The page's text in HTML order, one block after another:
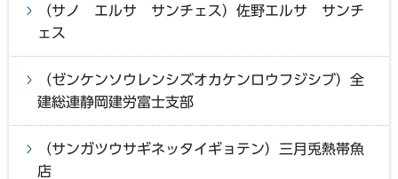
（サノ エルサ サンチェス）佐野エルサ サンチ
ェス
（ゼンケンソウレンシズオカケンロウフジシブ）全
建総連静岡建労富士支部
（サンガツウサギネッタイギョテン）三月兎熱帯魚
店